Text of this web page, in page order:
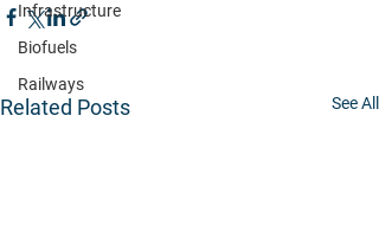
Infrastructure
Biofuels
Railways
Related Posts See All